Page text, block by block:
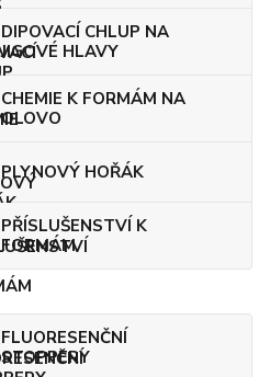
DIPOVACÍ CHLUP NA
JIGOVÉ HLAVY
CHEMIE K FORMÁM NA
OLOVO
PLYNOVÝ HOŘÁK
PŘÍSLUŠENSTVÍ K
FORMÁM
FLUORESENČNÍ
STOPPERY